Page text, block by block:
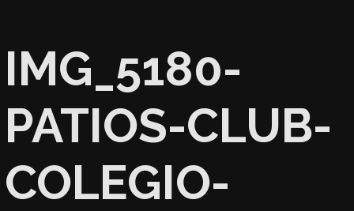
IMG_5180-
PATIOS-CLUB-
COLEGIO-